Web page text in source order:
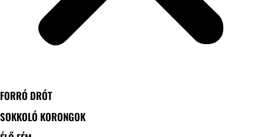
FORRÓ DRÓT
SOKKOLÓ KORONGOK